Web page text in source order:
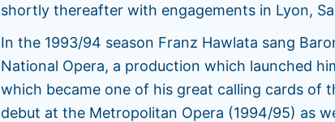
shortly thereafter with engagements in Lyon,
In the 1993/94 season Franz Hawlata sang
National Opera, a production which launched
which became one of his great calling cards of
debut at the Metropolitan Opera (1994/95) as